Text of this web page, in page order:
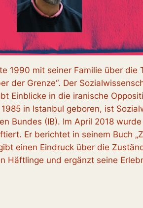
1990 mit seiner Familie über
der Grenze“. Der
Einblicke in die iranische
in Istanbul geboren, ist
Bundes (IB). Im April 2018
Er berichtet in seinem Buch
einen Eindruck über die
Häftlinge und ergänzt seine